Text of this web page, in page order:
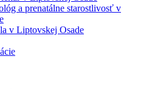
a prenatálne starostlivosť v
v Liptovskej Osade